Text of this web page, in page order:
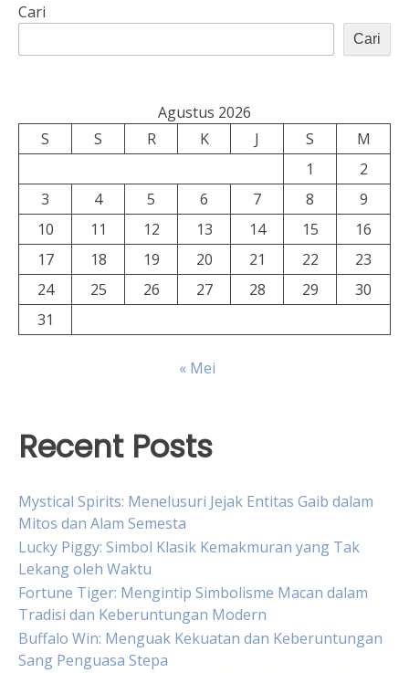
Cari
Cari
Agustus 2026
S
S R K J S
M
1
2
3
4 5 6 7 8
9
10
11 12 13 14 15
16
17
18 19 20 21 22
23
24
25 26 27 28 29
30
31
« Mei
Recent Posts
Mystical Spirits: Menelusuri Jejak Entitas Gaib dalam
Mitos dan Alam Semesta
Lucky Piggy: Simbol Klasik Kemakmuran yang Tak
Lekang oleh Waktu
Fortune Tiger: Mengintip Simbolisme Macan dalam
Tradisi dan Keberuntungan Modern
Buffalo Win: Menguak Kekuatan dan Keberuntungan
Sang Penguasa Stepa